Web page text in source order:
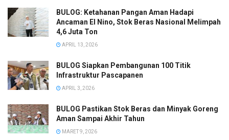
BULOG: Ketahanan Pangan Aman Hadapi
Ancaman El Nino, Stok Beras Nasional Melimpah
4,6 Juta Ton
APRIL 13, 2026
BULOG Siapkan Pembangunan 100 Titik
Infrastruktur Pascapanen
APRIL 3, 2026
BULOG Pastikan Stok Beras dan Minyak Goreng
Aman Sampai Akhir Tahun
MARET 9, 2026